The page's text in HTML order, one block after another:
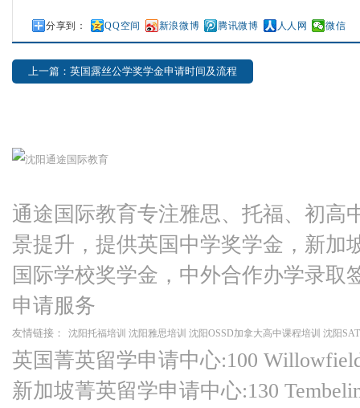
分享到： QQ空间 新浪微博 腾讯微博 人人网 微信
上一篇：英国露丝公学奖学金申请时间及流程
通途国际教育专注雅思、托福、初高
景提升，提供英国中学奖学金，新加
国际学校奖学金，中外合作办学录取
申请服务
友情链接： 沈阳托福培训 沈阳雅思培训 沈阳OSSD加拿大高中课程培训 沈阳
英国菁英留学申请中心:100
新加坡菁英留学申请中心:130